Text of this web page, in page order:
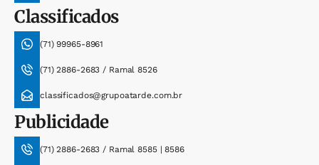
Classificados
(71) 99965-8961
(71) 2886-2683 / Ramal 8526
classificados@grupoatarde.com.br
Publicidade
(71) 2886-2683 / Ramal 8585 | 8586